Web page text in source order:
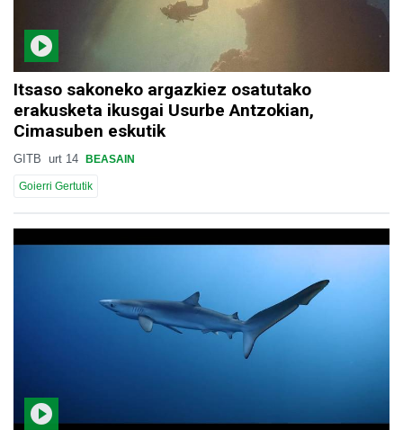
Itsaso sakoneko argazkiez osatutako
erakusketa ikusgai Usurbe Antzokian,
Cimasuben eskutik
GITB urt 14 BEASAIN
Goierri Gertutik